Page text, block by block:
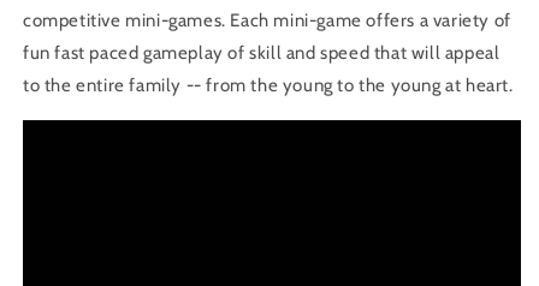
competitive mini-games. Each mini-game offers a variety of
fun fast paced gameplay of skill and speed that will appeal
to the entire family -- from the young to the young at heart.